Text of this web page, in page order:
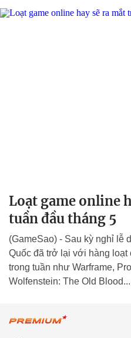
Loạt game online
tuần đầu tháng 5
(GameSao) - Sau kỳ nghỉ lễ
Quốc đã trở lại với hàng loạt
trong tuần như Warframe,
Wolfenstein: The Old Blood...